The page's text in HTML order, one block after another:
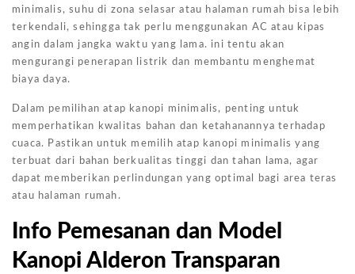
minimalis, suhu di zona selasar atau halaman rumah bisa lebih
terkendali, sehingga tak perlu menggunakan AC atau kipas
angin dalam jangka waktu yang lama. ini tentu akan
mengurangi penerapan listrik dan membantu menghemat
biaya daya.
Dalam pemilihan atap kanopi minimalis, penting untuk
memperhatikan kwalitas bahan dan ketahanannya terhadap
cuaca. Pastikan untuk memilih atap kanopi minimalis yang
terbuat dari bahan berkualitas tinggi dan tahan lama, agar
dapat memberikan perlindungan yang optimal bagi area teras
atau halaman rumah.
Info Pemesanan dan Model
Kanopi Alderon Transparan